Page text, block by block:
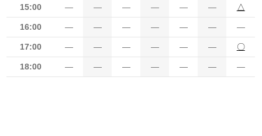
15:00 ― ― ― ― ― ― △
16:00 ― ― ― ― ― ― ―
17:00 ― ― ― ― ― ― 〇
18:00 ― ― ― ― ― ― ―